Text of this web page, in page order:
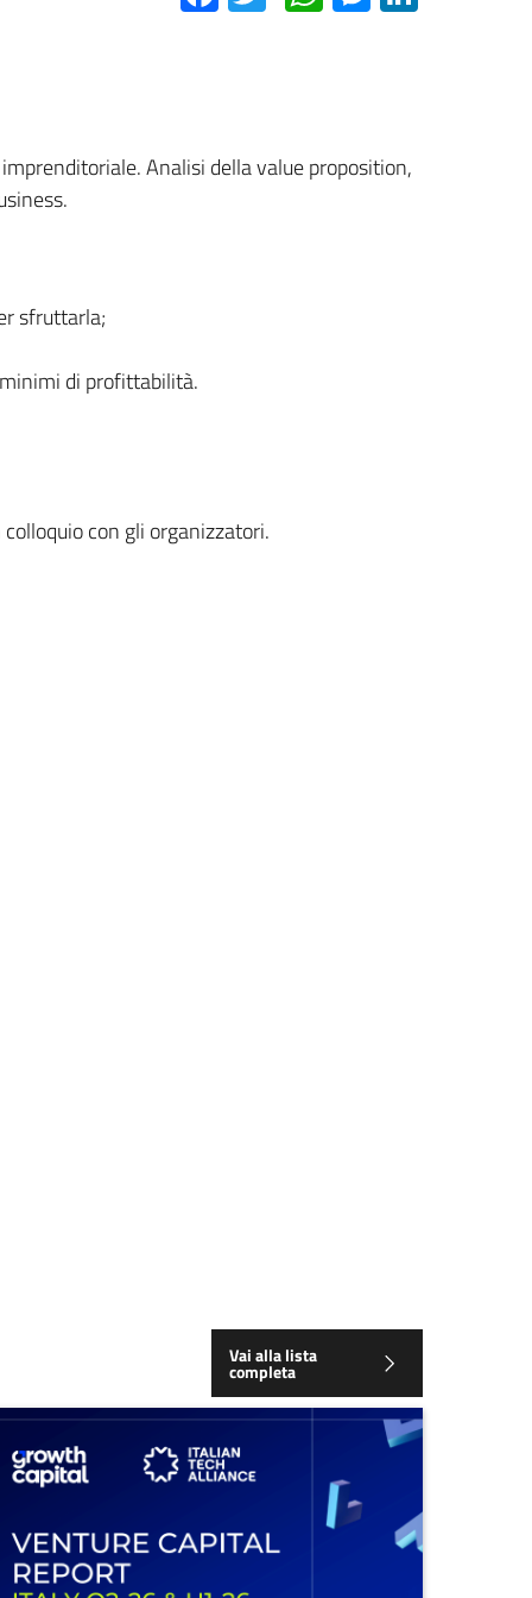
Analisi della value proposition,
sfruttarla;
di profittabilità.
con gli organizzatori.
Vai alla lista
completa